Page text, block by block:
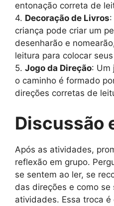
entonação correta de
4. Decoração de Livros
criança pode criar um
desenharão e
leitura para colocar
5. Jogo da Direção: Um
o caminho é formado
direções corretas de
Discussão
Após as atividades,
reflexão em grupo.
se sentem ao ler, se
das direções e como
atividades. Essa troca é